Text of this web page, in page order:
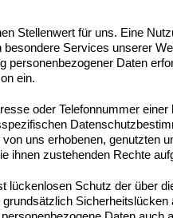
Stellenwert für uns. Eine
Services unserer
personenbezogener Daten
ein.
oder Telefonnummer
uns erhobenen, genutzten
ihnen zustehenden Rechte
Schutz der über